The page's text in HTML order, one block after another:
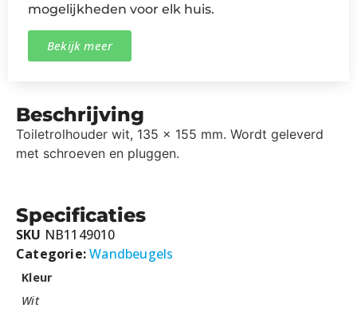
mogelijkheden voor elk huis.
Bekijk meer
Beschrijving
Toiletrolhouder wit, 135 x 155 mm. Wordt geleverd
met schroeven en pluggen.
Specificaties
SKU NB1149010
Categorie:Wandbeugels
Kleur
Wit